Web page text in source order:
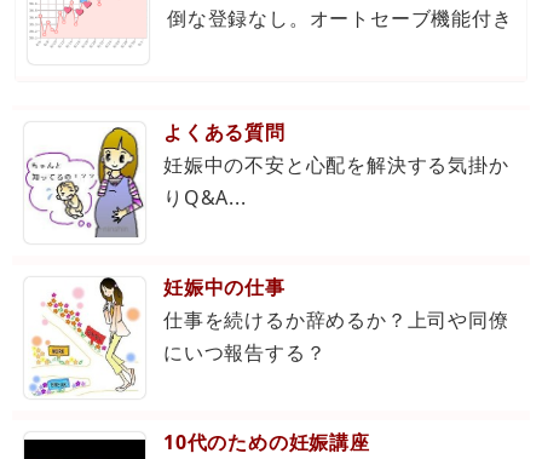
倒な登録なし。オートセーブ機能付き
よくある質問
妊娠中の不安と心配を解決する気掛か
りQ&A...
妊娠中の仕事
仕事を続けるか辞めるか？上司や同僚
にいつ報告する？
10代のための妊娠講座